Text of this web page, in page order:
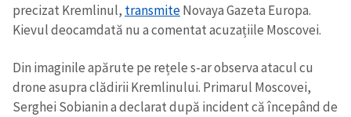
precizat Kremlinul, transmiteNovaya Gazeta Europa.
Kievul deocamdată nu a comentat acuzațiile Moscovei.
Din imaginile apărute pe rețele s-ar observa atacul cu
drone asupra clădirii Kremlinului. Primarul Moscovei,
Serghei Sobianin a declarat după incident că începând de